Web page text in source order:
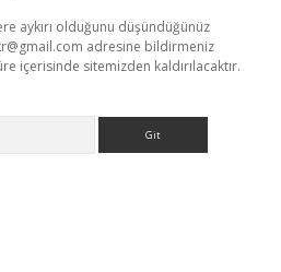
aykırı olduğunu düşündüğünüz
adresine bildirmeniz
içerisinde sitemizden kaldırılacaktır.